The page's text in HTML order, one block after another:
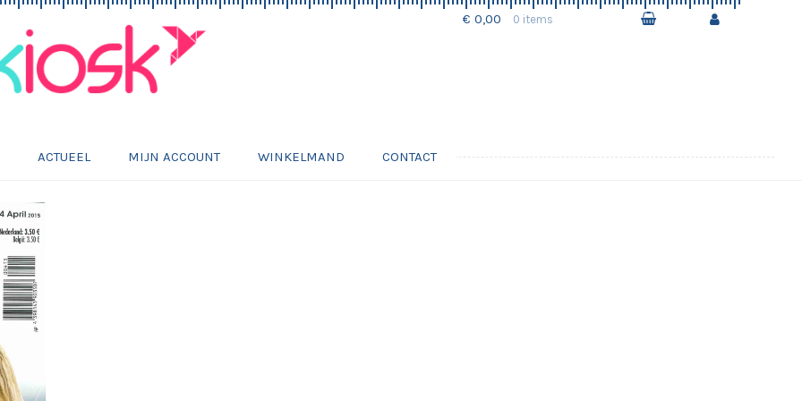
€ 0,00 0 items
ACTUEEL MIJN ACCOUNT WINKELMAND CONTACT